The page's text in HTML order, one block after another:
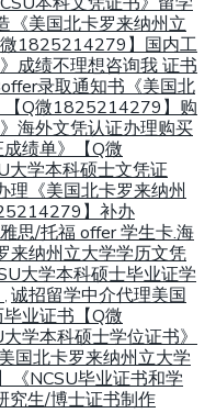
《美国北卡罗来纳州立
1825214279】国内工
成绩不理想咨询我 证书
录取通知书《美国北
【Q微1825214279】购
海外文凭认证办理购买
绩单》【Q微
学本科硕士文凭证
理《美国北卡罗来纳州
】补办
思/托福 offer 学生卡.海
来纳州立大学学历文凭
大学本科硕士毕业证学
, 诚招留学中介代理美国
业证书【Q微
学本科硕士学位证书》
国北卡罗来纳州立大学
NCSU毕业证书和学
究生/博士证书制作